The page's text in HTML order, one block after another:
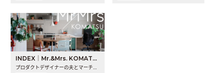
INDEX｜Mr.&Mrs. KOMATSU renovation diary
プロダクトデザイナーの夫とマーチャンダイザーの妻が、夫婦で..